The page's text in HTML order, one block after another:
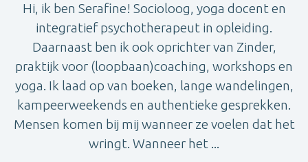
Hi, ik ben Serafine! Socioloog, yoga docent en
integratief psychotherapeut in opleiding.
Daarnaast ben ik ook oprichter van Zinder,
praktijk voor (loopbaan)coaching, workshops en
yoga. Ik laad op van boeken, lange wandelingen,
kampeerweekends en authentieke gesprekken.
Mensen komen bij mij wanneer ze voelen dat het
wringt. Wanneer het ...